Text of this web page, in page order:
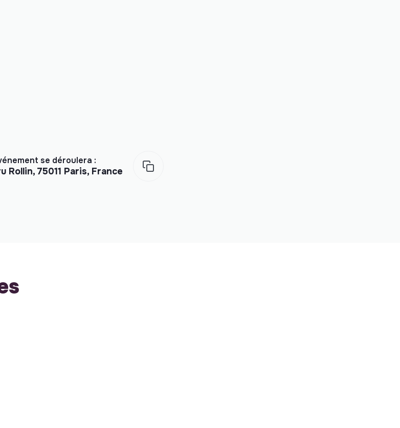
se déroulera :
Rollin, 75011 Paris, France